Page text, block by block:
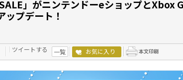
SALE」がニンテンドーeショップと
ップデート！
ツイートする 一覧 お気に入り